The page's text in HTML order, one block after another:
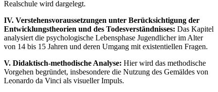
Realschule wird dargelegt.
IV. Verstehensvoraussetzungen unter Berücksichtigung der
Entwicklungstheorien und des Todesverständnisses: Das Kapitel
analysiert die psychologische Lebensphase Jugendlicher im Alter
von 14 bis 15 Jahren und deren Umgang mit existentiellen Fragen.
V. Didaktisch-methodische Analyse: Hier wird das methodische
Vorgehen begründet, insbesondere die Nutzung des Gemäldes von
Leonardo da Vinci als visueller Impuls.